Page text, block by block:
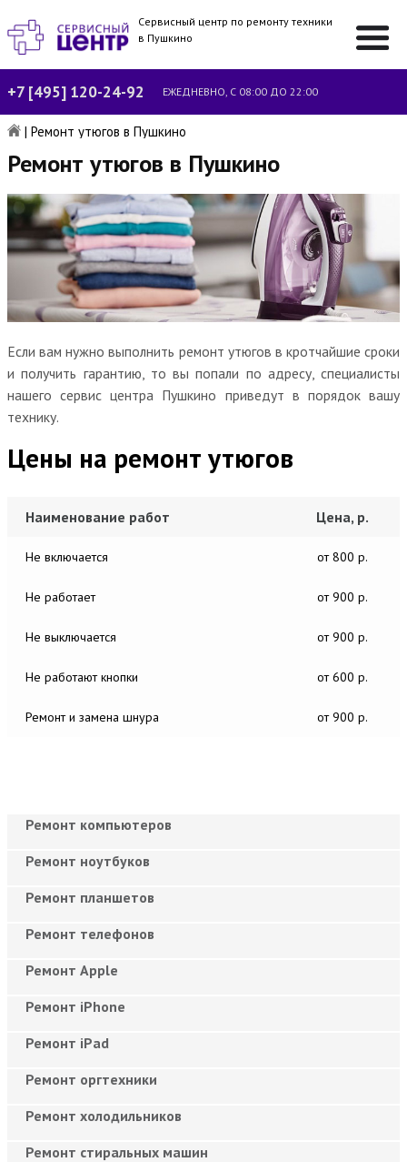
Сервисный центр по ремонту техники
в Пушкино
+7 [495] 120-24-92 ЕЖЕДНЕВНО, С 08:00 ДО 22:00
| Ремонт утюгов в Пушкино
Ремонт утюгов в Пушкино
Если вам нужно выполнить ремонт утюгов в кротчайшие сроки
и получить гарантию, то вы попали по адресу, специалисты
нашего сервис центра Пушкино приведут в порядок вашу
технику.
Цены на ремонт утюгов
Наименование работ Цена, р.
Не включается от 800 р.
Не работает от 900 р.
Не выключается от 900 р.
Не работают кнопки от 600 р.
Ремонт и замена шнура от 900 р.
Ремонт компьютеров
Ремонт ноутбуков
Ремонт планшетов
Ремонт телефонов
Ремонт Apple
Ремонт iPhone
Ремонт iPad
Ремонт оргтехники
Ремонт холодильников
Ремонт стиральных машин